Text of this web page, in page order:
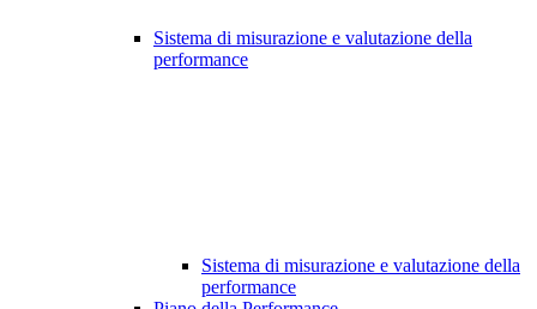
Sistema di misurazione e valutazione della
performance
Sistema di misurazione e valutazione della
performance